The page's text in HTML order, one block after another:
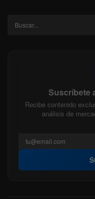
Suscríbete
Recibe contenido
análisis de